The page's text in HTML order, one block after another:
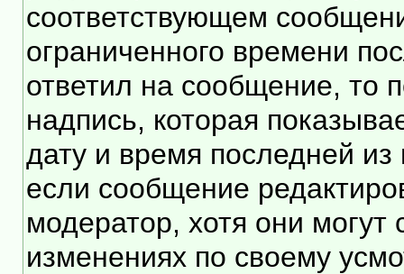
соответствующем
ограниченного времени
ответил на сообщение, то
надпись, которая
дату и время последней
если сообщение
модератор, хотя они
изменениях по своему